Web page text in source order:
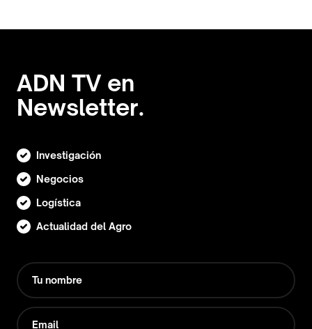
ADN TV en
Newsletter.
Investigación
Negocios
Logística
Actualidad del Agro